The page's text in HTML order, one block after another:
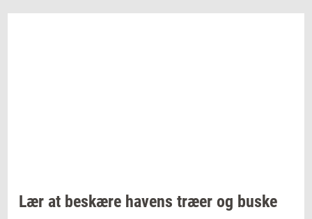
Lær at be­skæ­re ha­vens træer og buske